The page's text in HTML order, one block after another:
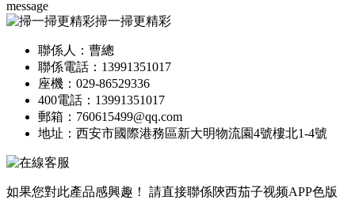
message
掃一掃更精彩
聯係人：曹總
聯係電話：13991351017
座機：029-86529336
400電話：13991351017
郵箱：760615499@qq.com
地址：西安市國際港務區新大明物流園4號樓北1-4號
如果您對此產品感興趣！
請直接聯係陝西茄子视频APP色版